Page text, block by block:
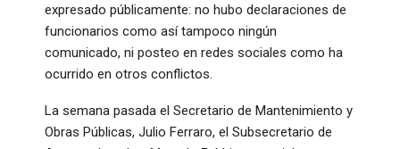
expresado públicamente: no hubo declaraciones de
funcionarios como así tampoco ningún
comunicado, ni posteo en redes sociales como ha
ocurrido en otros conflictos.
La semana pasada el Secretario de Mantenimiento y
Obras Públicas, Julio Ferraro, el Subsecretario de